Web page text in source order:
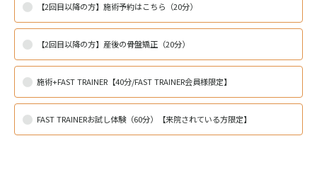
【2回目以降の方】施術予約はこちら（20分）
【2回目以降の方】産後の骨盤矯正（20分）
施術+FAST TRAINER【40分/FAST TRAINER会員様限定】
FAST TRAINERお試し体験（60分）【来院されている方限定】